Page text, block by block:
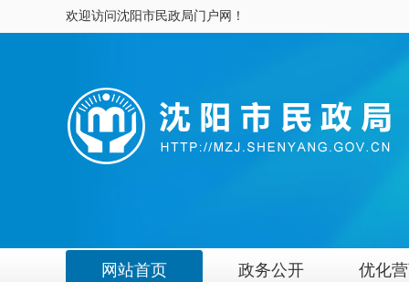
欢迎访问沈阳市民政局门户网！
网站首页 政务公开 优化